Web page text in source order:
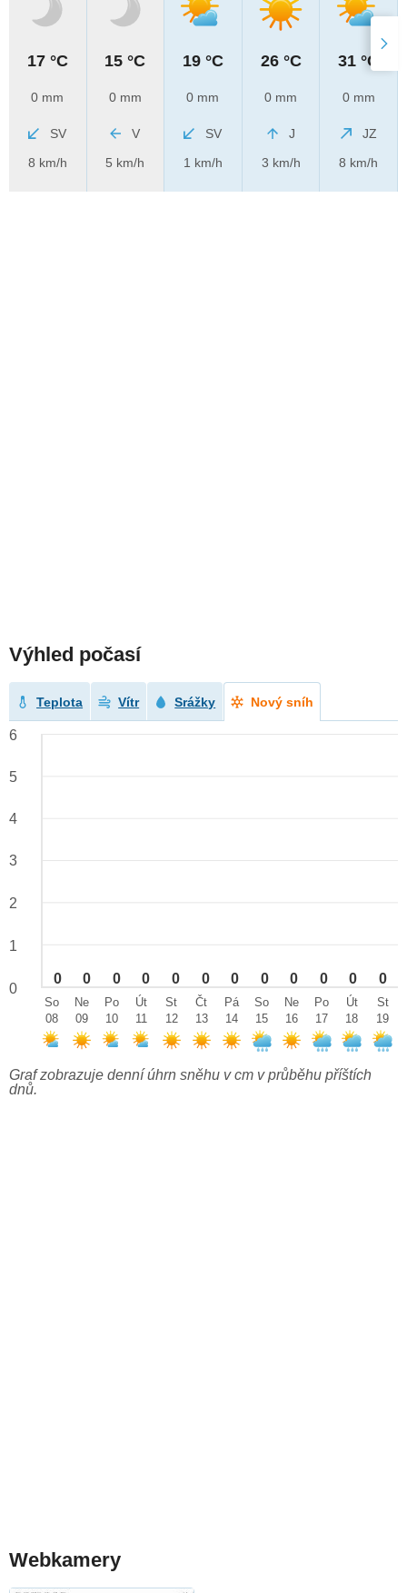
17 °C
0 mm
SV
8 km/h
15 °C
0 mm
V
5 km/h
19 °C
0 mm
SV
1 km/h
26 °C
0 mm
J
3 km/h
31 °C
0 mm
JZ
8 km/h
Výhled počasí
Teplota Vítr Srážky Nový sníh
0 0 0 0 0 0 0 0 0 0 0 0
6
5
4
3
2
1
0
So
08
Ne
09
Po
10
Út
11
St
12
Čt
13
Pá
14
So
15
Ne
16
Po
17
Út
18
St
19
Graf zobrazuje denní úhrn sněhu v cm v průběhu příštích
dnů.
Webkamery